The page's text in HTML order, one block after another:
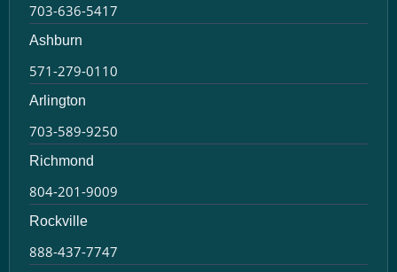
703-636-5417
Ashburn
571-279-0110
Arlington
703-589-9250
Richmond
804-201-9009
Rockville
888-437-7747